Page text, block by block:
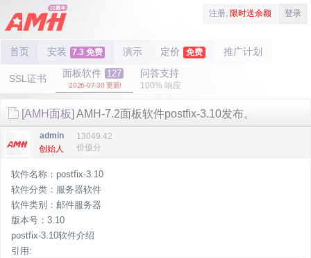
注册, 限时送余额 登录
首页 安装 7.3 免费 演示 定价 免费 推广计划
SSL证书 面板软件 127
2026-07-30 更新!
问答支持
100% 响应
[AMH面板] AMH-7.2面板软件postfix-3.10发布。
admin
创始人
13049.42
价值分
软件名称：postfix-3.10
软件分类：服务器软件
软件类别：邮件服务器
版本号：3.10
postfix-3.10软件介绍
引用: